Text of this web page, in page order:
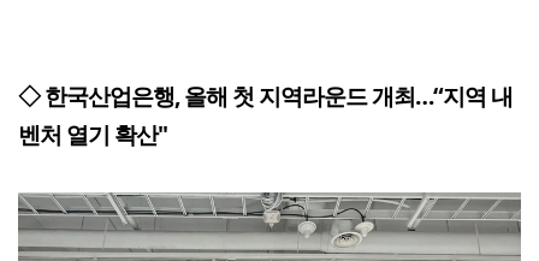
◇ 한국산업은행, 올해 첫 지역라운드 개최…“지역 내
벤처 열기 확산"